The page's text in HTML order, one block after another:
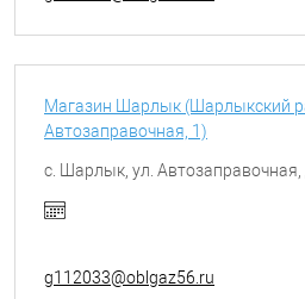
Магазин Шарлык (Шарлыкский
Автозаправочная, 1)
с. Шарлык, ул. Автозаправочная,
g112033@oblgaz56.ru